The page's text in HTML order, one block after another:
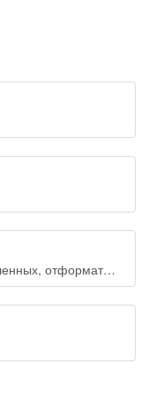
Программы для восстановления удаленных, отформатированных или потерянных данных